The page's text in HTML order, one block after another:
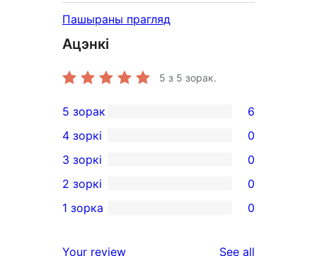
Пашыраны прагляд
Ацэнкі
5 з 5 зорак.
6
5-
star
reviews
5 зорак 6
4-
star
reviews
4 зоркі 0
0
3-
star
3 зоркі 0
2-
2 зоркі 0
1 зорка 0
Your review See all